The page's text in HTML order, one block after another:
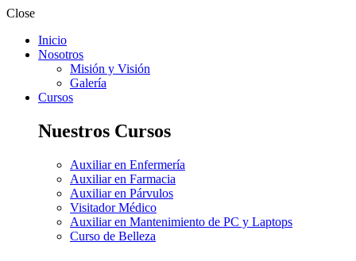
Close
Inicio
Nosotros
Misión y Visión
Galería
Cursos
Nuestros Cursos
Auxiliar en Enfermería
Auxiliar en Farmacia
Auxiliar en Párvulos
Visitador Médico
Auxiliar en Mantenimiento de PC y Laptops
Curso de Belleza